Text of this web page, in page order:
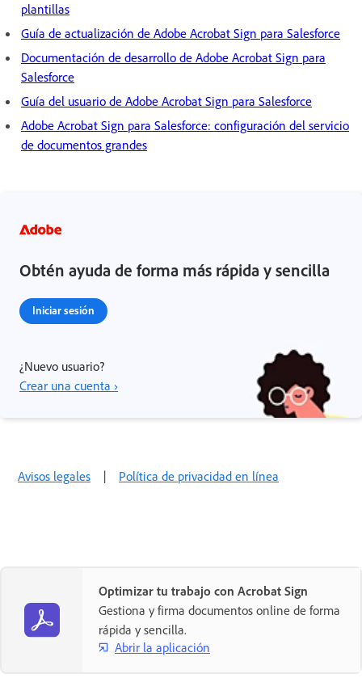
plantillas
Guía de actualización de Adobe Acrobat Sign para Salesforce
Documentación de desarrollo de Adobe Acrobat Sign para
Salesforce
Guía del usuario de Adobe Acrobat Sign para Salesforce
Adobe Acrobat Sign para Salesforce: configuración del servicio
de documentos grandes
Obtén ayuda de forma más rápida y sencilla
Iniciar sesión
¿Nuevo usuario?
Crear una cuenta ›
Avisos legales | Política de privacidad en línea
Optimizar tu trabajo con Acrobat Sign
Gestiona y firma documentos online de forma
rápida y sencilla.
Abrir la aplicación